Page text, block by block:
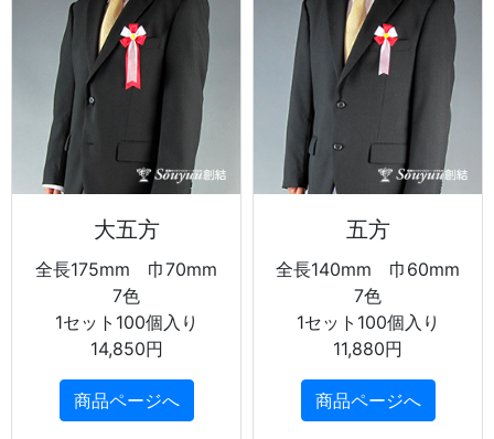
大五方
全長175mm 巾70mm
7色
1セット100個入り
14,850円
商品ページへ
五方
全長140mm 巾60mm
7色
1セット100個入り
11,880円
商品ページへ